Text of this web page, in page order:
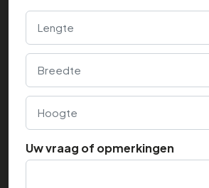
Lengte
Breedte
Hoogte
Uw vraag of opmerkingen